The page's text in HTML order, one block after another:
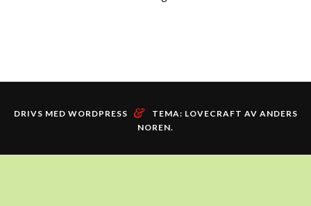
DRIVS MED WORDPRESS & TEMA: LOVECRAFT AV ANDERS
NOREN.